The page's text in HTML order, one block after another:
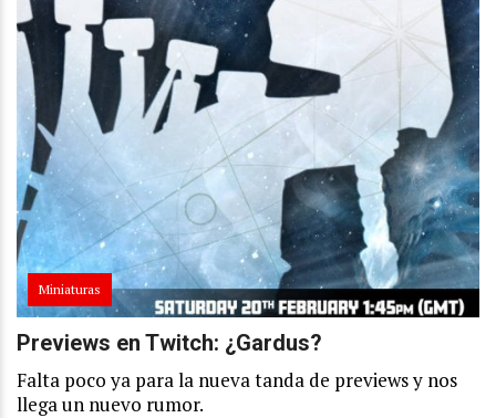
Miniaturas
Previews en Twitch: ¿Gardus?
Falta poco ya para la nueva tanda de previews y nos
llega un nuevo rumor.